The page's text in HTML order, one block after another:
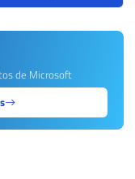
de Microsoft